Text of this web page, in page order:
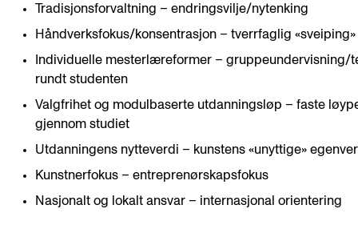
Tradisjonsforvaltning – endringsvilje/nytenking
Håndverksfokus/konsentrasjon – tverrfaglig «sveiping»
Individuelle mesterlæreformer – gruppeundervisning/
rundt studenten
Valgfrihet og modulbaserte utdanningsløp – faste
gjennom studiet
Utdanningens nytteverdi – kunstens «unyttige»
Kunstnerfokus – entreprenørskapsfokus
Nasjonalt og lokalt ansvar – internasjonal orientering